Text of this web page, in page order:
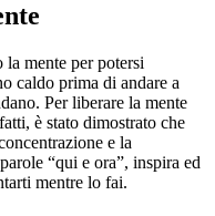
mente per potersi
caldo prima di andare a
Per liberare la mente
è stato dimostrato che
e la
“qui e ora”, inspira ed
mentre lo fai.